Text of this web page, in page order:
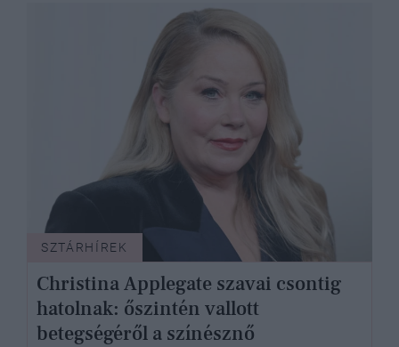
SZTÁRHÍREK
Christina Applegate szavai csontig
hatolnak: őszintén vallott
betegségéről a színésznő